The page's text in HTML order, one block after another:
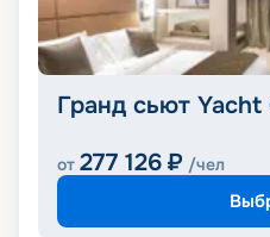
Гранд сьют Yacht
от 277 126 ₽ /чел